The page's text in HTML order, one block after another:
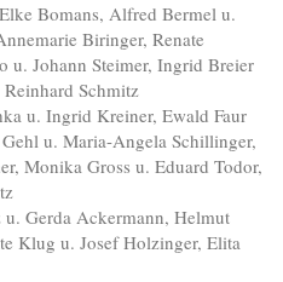
Bomans, Alfred Bermel u.
Biringer, Renate
u. Johann Steimer, Ingrid Breier
Schmitz
u. Ingrid Kreiner, Ewald Faur
u. Maria-Angela Schillinger,
Monika Gross u. Eduard Todor,
Gerda Ackermann, Helmut
Klug u. Josef Holzinger, Elita